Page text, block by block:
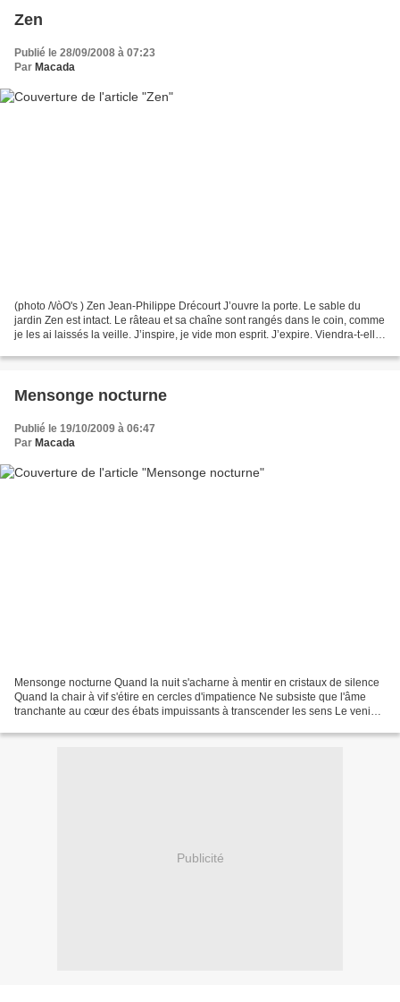
Zen
Publié le 28/09/2008 à 07:23
Par Macada
(photo /\/òO's ) Zen Jean-Philippe Drécourt J’ouvre la porte. Le sable du
jardin Zen est intact. Le râteau et sa chaîne sont rangés dans le coin, comme
je les ai laissés la veille. J’inspire, je vide mon esprit. J’expire. Viendra-t-elle
Mensonge nocturne
Publié le 19/10/2009 à 06:47
Par Macada
Mensonge nocturne Quand la nuit s'acharne à mentir en cristaux de silence
Quand la chair à vif s'étire en cercles d'impatience Ne subsiste que l'âme
tranchante au cœur des ébats impuissants à transcender les sens Le venin
Publicité